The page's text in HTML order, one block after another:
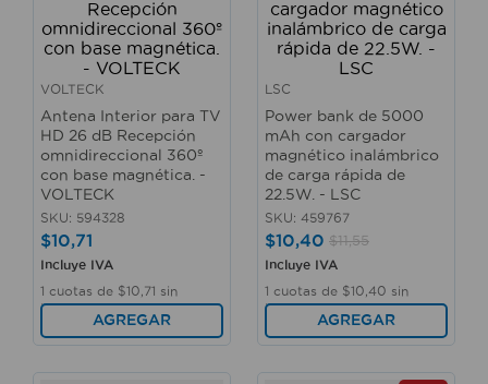
VOLTECK
Antena Interior para TV
HD 26 dB Recepción
omnidireccional 360º
con base magnética. -
VOLTECK
SKU: 594328
$10,71
Incluye IVA
1 cuotas de $10 71 sin
interés
AGREGAR
LSC
Power bank de 5000
mAh con cargador
magnético inalámbrico
de carga rápida de
22.5W. - LSC
SKU: 459767
$10,40 $11,55
Incluye IVA
1 cuotas de $10 40 sin
interés
AGREGAR